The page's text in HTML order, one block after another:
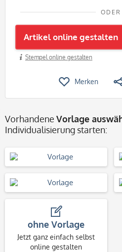
ODER
Artikel online gestalten
Stempel online gestalten
Merken
Vorhandene Vorlage
Individualisierung starten:
ohne Vorlage
Jetzt ganz einfach selbst
online gestalten